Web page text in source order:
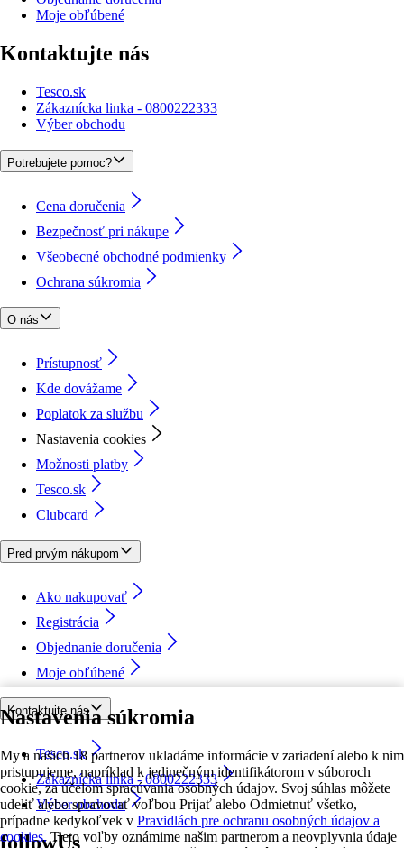
Nastavenia súkromia
My a našich 18 partnerov ukladáme informácie v zariadení alebo k nim
pristupujeme, napríklad k jedinečným identifikátorom v súboroch
cookie, za účelom spracúvania osobných údajov. Svoj súhlas môžete
udeliť alebo spravovať voľbou Prijať alebo Odmietnuť všetko,
prípadne kedykoľvek v Pravidlách pre ochranu osobných údajov a
cookies. Tieto voľby oznámime našim partnerom a neovplyvnia údaje
Moje obľúbené
Kontaktujte nás
Tesco.sk
Zákaznícka linka - 0800222333
Výber obchodu
Potrebujete pomoc?
Cena doručenia
Bezpečnosť pri nákupe
Všeobecné obchodné podmienky
Ochrana súkromia
O nás
Prístupnosť
Kde dovážame
Poplatok za službu
Nastavenia cookies
Možnosti platby
Tesco.sk
Clubcard
Pred prvým nákupom
Ako nakupovať
Registrácia
Objednanie doručenia
Moje obľúbené
Kontaktujte nás
Tesco.sk
Zákaznícka linka - 0800222333
Výber obchodu
followUs